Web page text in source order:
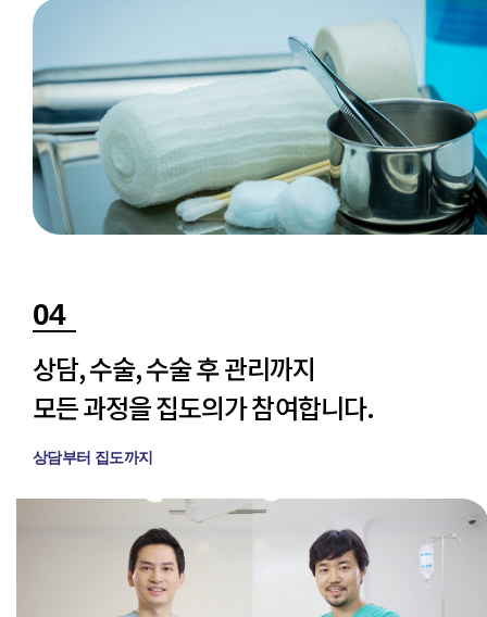
04
상담, 수술, 수술 후 관리까지
모든 과정을 집도의가 참여합니다.
상담부터 집도까지